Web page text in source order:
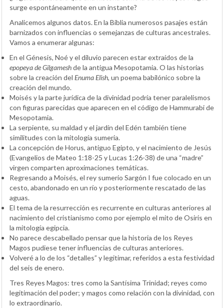
surge espontáneamente en un instante?
Analicemos algunos datos. En la Biblia numerosos pasajes están
barnizados con influencias o semejanzas de culturas ancestrales.
Vamos a enumerar algunas:
En el Génesis, Noé y el diluvio parecen estar extraídos de la
epopeya deGilgameshde la antigua Mesopotamia. O las historias
sobre la creación del Enuma Elish, un poema babilónico sobre la
creación del mundo.
Moisés y la parte jurídica de la divinidad podría tener paralelismos
con figuras parecidas que aparecen en el código de Hammurabi de
Mesopotamia.
La serpiente, su maldad y el jardín del Edén también tiene
similitudes con la mitología sumeria.
La concepción de Horus, antiguo Egipto, y el nacimiento de Jesús
(Evangelios de Mateo 1:18-25 y Lucas 1:26-38) de una “madre”
virgen comparten aproximaciones temáticas.
Regresando a Moisés, el rey sumerio Sargón I fue colocado en un
cesto, abandonado en un río y posteriormente rescatado de las
aguas.
El tema de la resurrección es recurrente en culturas anteriores al
nacimiento del cristianismo como por ejemplo el mito de Osiris en
la mitología egipcia.
No parece descabellado pensar que la historia de los Reyes
Magos pudiese tener influencias de culturas anteriores.
Volveré a lo de los “detalles” y legitimar, referidos a esta festividad
del seis de enero.
Tres Reyes Magos: tres como la Santísima Trinidad; reyes como
legitimación del poder; y magos como relación con la divinidad, con
lo extraordinario.